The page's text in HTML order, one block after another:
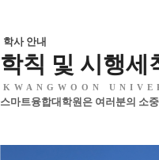
학사 안내
학칙 및 시행세
KWANGWOON
스마트융합대학원은 여러분의 소